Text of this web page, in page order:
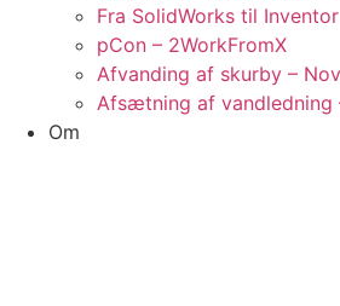
Fra SolidWorks til Inventor
pCon – 2WorkFromX
Afvanding af skurby –
Afsætning af vandledning
Om